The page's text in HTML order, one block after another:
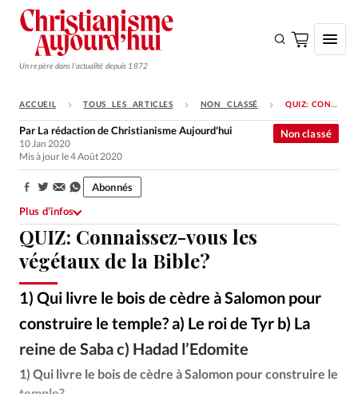
Un repère dans l'actualité depuis 1872
S'ABONNER
Monde
Opinions
Tous les articles
Faire un don
Emploi
Se connecter
Édition: Internationale
Devise:
ACCUEIL TOUS LES ARTICLES NON CLASSÉ QUIZ: CONNAISSEZ-VOUS LES VÉGÉTAUX DE LA BIBLE?
QUIZ: Connaissez-vous les
végétaux de la Bible?
1) Qui livre le bois de cèdre à Salomon pour
construire le temple? a) Le roi de Tyr b) La
reine de Saba c) Hadad l’Edomite
Non classé
Par La rédaction de Christianisme Aujourd'hui
10 Jan 2020
Mis à jour le 4 Août 2020
Partager:
Abonnés
Plus d’infos
1) Qui livre le bois de cèdre à Salomon pour construire le